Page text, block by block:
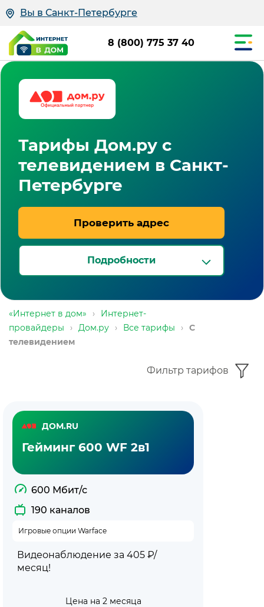
Вы в Санкт-Петербурге
8 (800) 775 37 40
Тарифы Дом.ру с
телевидением в Санкт-
Петербурге
Проверить адрес
Подробности
«Интернет в дом» ›
Интернет-
провайдеры
› Дом.ру › Все тарифы ›
С
телевидением
Фильтр тарифов
Тарифы
Дом.ру
с
телевидением
ДОМ.RU
Гейминг 600 WF 2в1
600 Мбит/с
190 каналов
Игровые опции Warface
Видеонаблюдение за 405 ₽/
месяц!
Цена на 2 месяца